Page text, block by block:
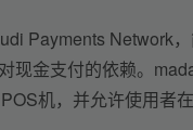
Payments Network
现金支付的依赖。
机，并允许使用者